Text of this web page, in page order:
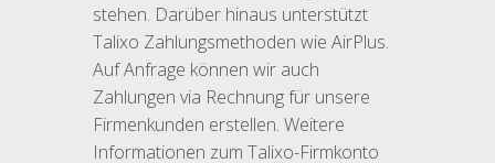
stehen. Darüber hinaus unterstützt
Talixo Zahlungsmethoden wie AirPlus.
Auf Anfrage können wir auch
Zahlungen via Rechnung für unsere
Firmenkunden erstellen. Weitere
Informationen zum Talixo-Firmkonto